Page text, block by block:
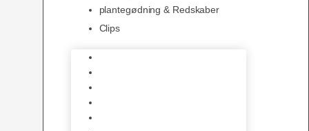
plantegødning & Redskaber
Clips